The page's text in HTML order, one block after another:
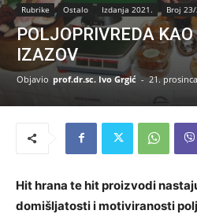
Rubrike Ostalo Izdanja 2021. Broj
POLJOPRIVREDA KAO
IZAZOV
Objavio prof.dr.sc. Ivo Grgić - 21.
Hit hrana te hit proizvodi
domišljatosti i motiviranosti